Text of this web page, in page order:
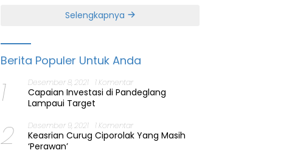
Selengkapnya
Berita Populer Untuk Anda
1 Desember 8, 2021 1 Komentar
Capaian Investasi di Pandeglang
Lampaui Target
2 Desember 9, 2021 1 Komentar
Keasrian Curug Ciporolak Yang Masih
‘Perawan’